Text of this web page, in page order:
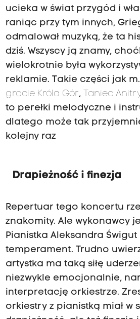
ucieka w świat przygód i
raniąc przy tym innych,
odmalował muzyką, że ta
dziś. Wszyscy ją znamy,
wielokrotnie była
reklamie. Takie części jak
grocie Króla Gór, Taniec
to perełki melodyczne i
dlatego może tak
kolejny raz
Drapieżność i finezja
Repertuar tego koncertu
znakomity. Ale wykonawcy
Pianistka Aleksandra Świgut
temperament. Trudno
artystka ma taką siłę
niezwykle emocjonalnie,
interpretację orkiestrze.
orkiestry z pianistką miał w